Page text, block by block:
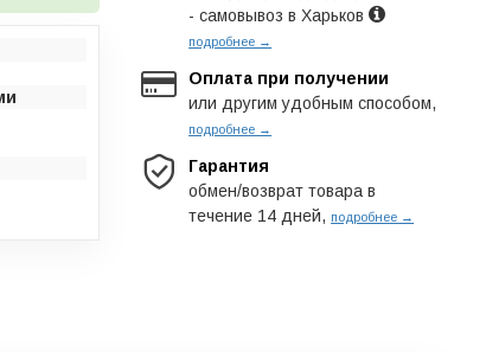
- самовывоз в Харьков
подробнее →
Оплата при получении
или другим удобным способом,
подробнее →
Гарантия
обмен/возврат товара в
течение 14 дней, подробнее →